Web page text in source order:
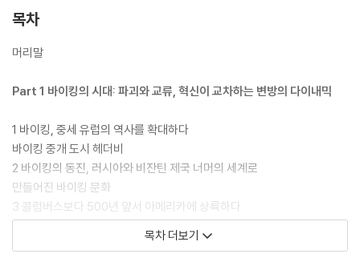
카까지 종횡무진하며 중세 전기 유럽을 새로운 도약의 무대로 만든 바이킹
에 무릎을 꿇은 교황, 당대 최고로 뜨거웠던 십자가와 왕관의 싸움에서 유
엣, 두 국왕과 결혼해 두 국왕을 낳고 십자군전쟁에 참전하는 한편 사랑의
궁정을 열어간 아키텐의 알리에노르, 종말론적 세계가 낳은 희대의 사건
‘소년 십자군’, 부모 형제도 가리지 않고 왕위를 행해 돌진하는 야심 넘치는
왕족들, 손길로 병을 치유하는 신성한 국왕, 로레토의 검은 성모 앞에서 불
임의 고통을 호소하는 루이 13세 부부, 가히 ’성당의 시대‘라 할 수 있는 중
세의 천재적인 건축가와 조각가 그리고 석공 들, 가공할 공포와 불안을 야
기한 전쟁과 페스트가 만든 마녀·신명재판관·고행자·이단, 자신의 의사와
목차
머리말
Part 1 바이킹의 시대: 파괴와 교류, 혁신이 교차하는 변방의 다이내믹
1 바이킹, 중세 유럽의 역사를 확대하다
바이킹 중개 도시 헤더비
2 바이킹의 동진, 러시아와 비잔틴 제국 너머의 세계로
만들어진 바이킹 문화
3 콜럼버스보다 500년 앞서 아메리카에 상륙하다
그린란드와 ‘문명의 붕괴’
4 전사에서 귀족의 땅으로, 노르망디의 탄생
목차 더보기